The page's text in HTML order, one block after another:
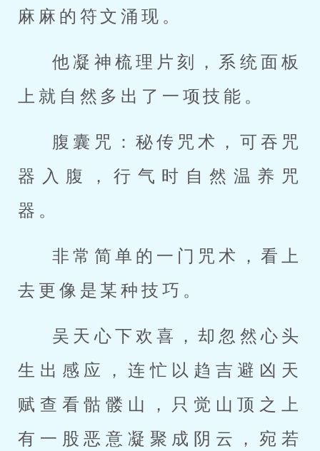
麻麻的符文涌现。
他凝神梳理片刻，系统面板
上就自然多出了一项技能。
腹囊咒：秘传咒术，可吞咒
器入腹，行气时自然温养咒
器。
非常简单的一门咒术，看上
去更像是某种技巧。
吴天心下欢喜，却忽然心头
生出感应，连忙以趋吉避凶天
赋查看骷髅山，只觉山顶之上
有一股恶意凝聚成阴云，宛若